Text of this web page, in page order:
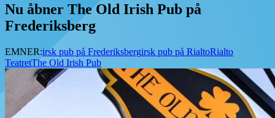
Nu åbner The Old Irish Pub på
Frederiksberg
EMNER:irsk pub på Frederiksbergirsk pub på RialtoRialto
TeatretThe Old Irish Pub